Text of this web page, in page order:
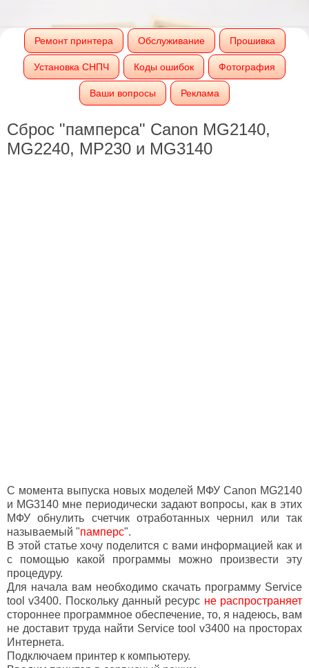
Ремонт принтера Обслуживание Прошивка
Установка СНПЧ Коды ошибок Фотография
Ваши вопросы Реклама
Сброс "памперса" Canon MG2140,
MG2240, MP230 и MG3140
С момента выпуска новых моделей МФУ Canon MG2140
и MG3140 мне периодически задают вопросы, как в этих
МФУ обнулить счетчик отработанных чернил или так
называемый "памперс".
В этой статье хочу поделится с вами информацией как и
с помощью какой программы можно произвести эту
процедуру.
Для начала вам необходимо скачать программу Service
tool v3400. Поскольку данный ресурс не распространяет
стороннее программное обеспечение, то, я надеюсь, вам
не доставит труда найти Service tool v3400 на просторах
Интернета.
Подключаем принтер к компьютеру.